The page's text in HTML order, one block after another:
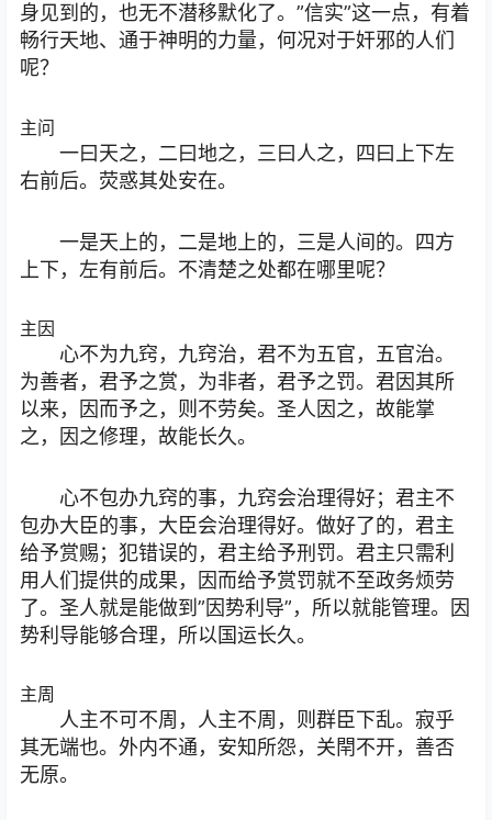
身见到的，也无不潜移默化了。”信实”这一点，有着
畅行天地、通于神明的力量，何况对于奸邪的人们
呢？
主问
一曰天之，二曰地之，三曰人之，四曰上下左
右前后。荧惑其处安在。
一是天上的，二是地上的，三是人间的。四方
上下，左有前后。不清楚之处都在哪里呢？
主因
心不为九窍，九窍治，君不为五官，五官治。
为善者，君予之赏，为非者，君予之罚。君因其所
以来，因而予之，则不劳矣。圣人因之，故能掌
之，因之修理，故能长久。
心不包办九窍的事，九窍会治理得好；君主不
包办大臣的事，大臣会治理得好。做好了的，君主
给予赏赐；犯错误的，君主给予刑罚。君主只需利
用人们提供的成果，因而给予赏罚就不至政务烦劳
了。圣人就是能做到”因势利导”，所以就能管理。因
势利导能够合理，所以国运长久。
主周
人主不可不周，人主不周，则群臣下乱。寂乎
其无端也。外内不通，安知所怨，关閈不开，善否
无原。